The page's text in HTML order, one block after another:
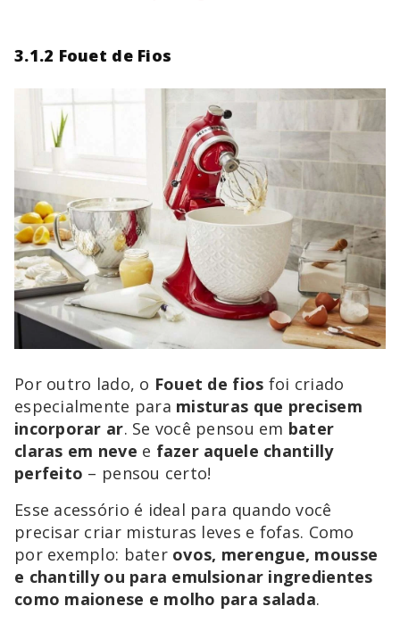
3.1.2 Fouet de Fios
Por outro lado, o Fouet de fios foi criado
especialmente para misturas que precisem
incorporar ar. Se você pensou em bater
claras em neve e fazer aquele chantilly
perfeito – pensou certo!
Esse acessório é ideal para quando você
precisar criar misturas leves e fofas. Como
por exemplo: bater ovos, merengue, mousse
e chantilly ou para emulsionar ingredientes
como maionese e molho para salada.